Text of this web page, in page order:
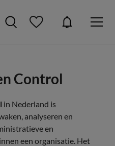
Control
in Nederland is
analyseren en
en
een organisatie. Het